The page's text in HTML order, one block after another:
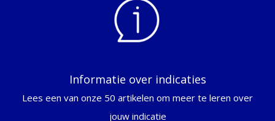
Informatie over indicaties
Lees een van onze 50 artikelen om meer te leren over
jouw indicatie